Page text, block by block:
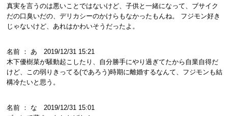
真実を言うのは悪いことではないけど、子供と一緒になって、ブサイク
だの口臭いだの、デリカシーのかけらもなかったもんね。 フジモン好き
じゃないけど、あれはかわいそうだったよ。
名前 ： あ 2019/12/31 15:21
木下優樹菜が騒動起こしたり、自分勝手にやり過ぎてたから自業自得だ
けど、この弱りきってる(であろう)時期に離婚するなんて、フジモンも結
構冷たいと思う。
名前 ： な 2019/12/31 15:01